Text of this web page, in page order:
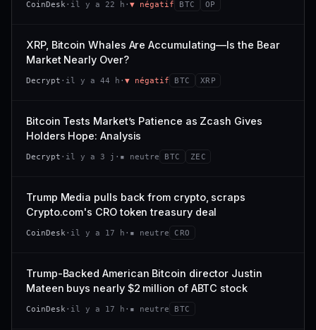
−0,1 % +0,1 %
−0,1 % #29
CONFIANCE
477 M$ 1 464 $
+0,6 % −3,6 %
−94,7 % #102
CONFIANCE
CoinDesk · il y a 22 h · ▼ négatif BTC OP
XRP, Bitcoin Whales Are Accumulating—Is the Bear
Market Nearly Over?
Decrypt · il y a 44 h · ▼ négatif BTC XRP
Bitcoin Tests Market’s Patience as Zcash Gives
Holders Hope: Analysis
Decrypt · il y a 3 j · ▪ neutre BTC ZEC
Trump Media pulls back from crypto, scraps
Crypto.com's CRO token treasury deal
CoinDesk · il y a 17 h · ▪ neutre CRO
Trump-Backed American Bitcoin director Justin
Mateen buys nearly $2 million of ABTC stock
CoinDesk · il y a 17 h · ▪ neutre BTC